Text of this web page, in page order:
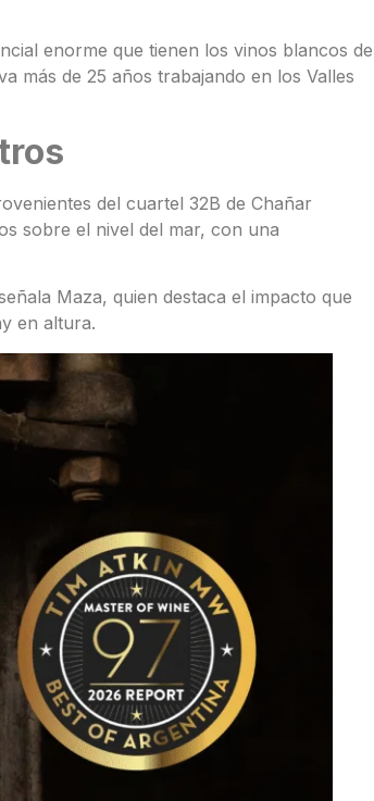
enorme que tienen los vinos blancos de
más de 25 años trabajando en los Valles
del cuartel 32B de Chañar
sobre el nivel del mar, con una
Maza, quien destaca el impacto que
en altura.